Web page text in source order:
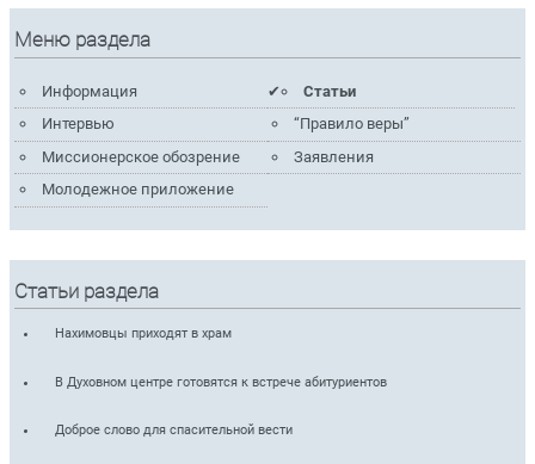
Меню раздела
Информация
Статьи
Интервью
“Правило веры”
Миссионерское обозрение
Заявления
Молодежное приложение
Статьи раздела
Нахимовцы приходят в храм
В Духовном центре готовятся к встрече абитуриентов
Доброе слово для спасительной вести